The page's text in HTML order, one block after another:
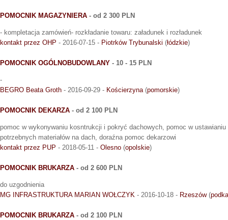
POMOCNIK MAGAZYNIERA - od 2 300 PLN
- kompletacja zamówień- rozkładanie towaru: załadunek i rozładunek
kontakt przez OHP - 2016-07-15 - Piotrków Trybunalski (łódzkie)
POMOCNIK OGÓLNOBUDOWLANY - 10 - 15 PLN
-
BEGRO Beata Groth - 2016-09-29 - Kościerzyna(pomorskie)
POMOCNIK DEKARZA - od 2 100 PLN
pomoc w wykonywaniu kosntrukcji i pokryć dachowych, pomoc w
potrzebnych materiałów na dach, doraźna pomoc dekarzowi
kontakt przez PUP - 2018-05-11 - Olesno (opolskie)
POMOCNIK BRUKARZA - od 2 600 PLN
do uzgodnienia
MG INFRASTRUKTURA MARIAN WOŁCZYK - 2016-10-18 - Rzeszów(
POMOCNIK BRUKARZA - od 2 100 PLN